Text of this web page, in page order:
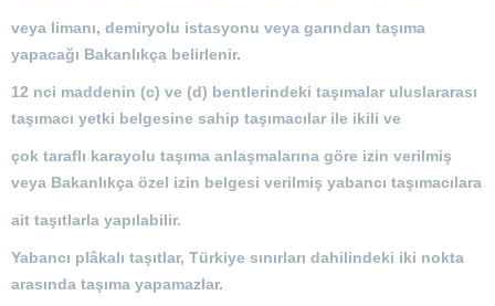
veya limanı, demiryolu istasyonu veya garından taşıma
yapacağı Bakanlıkça belirlenir.
12 nci maddenin (c) ve (d) bentlerindeki taşımalar uluslararası
taşımacı yetki belgesine sahip taşımacılar ile ikili ve
çok taraflı karayolu taşıma anlaşmalarına göre izin verilmiş
veya Bakanlıkça özel izin belgesi verilmiş yabancı taşımacılara
ait taşıtlarla yapılabilir.
Yabancı plâkalı taşıtlar, Türkiye sınırları dahilindeki iki nokta
arasında taşıma yapamazlar.